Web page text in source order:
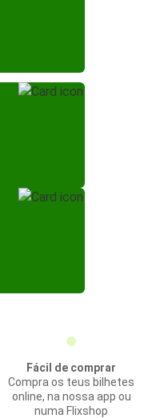
Fácil de comprar
Compra os teus bilhetes
online, na nossa app ou
numa Flixshop